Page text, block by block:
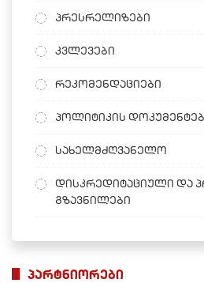
პრესრელიზები
კვლევები
რეკომენდაციები
პოლიტიკის
სახელმძღვანელო
დისკრედიტაციული და
გზავნილები
პარტნიორები